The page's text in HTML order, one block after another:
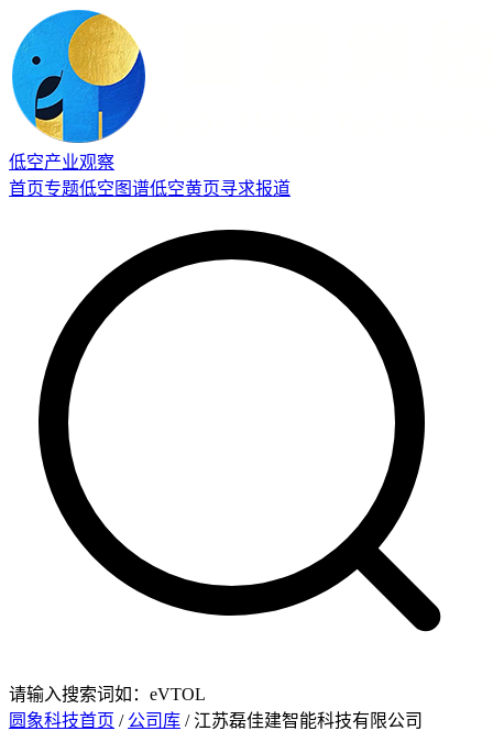
低空产业观察
首页专题低空图谱低空黄页寻求报道
请输入搜索词如：eVTOL
圆象科技首页 / 公司库 / 江苏磊佳建智能科技有限公司